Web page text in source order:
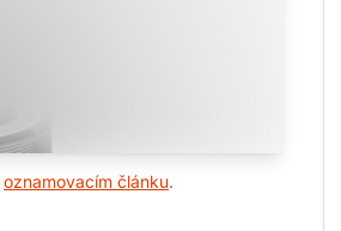
oznamovacím článku.